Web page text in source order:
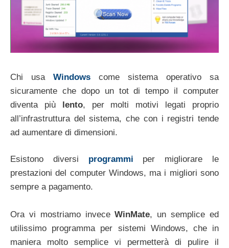
Chi usa Windows come sistema operativo sa
sicuramente che dopo un tot di tempo il computer
diventa più lento, per molti motivi legati proprio
all’infrastruttura del sistema, che con i registri tende
ad aumentare di dimensioni.
Esistono diversi programmi per migliorare le
prestazioni del computer Windows, ma i migliori sono
sempre a pagamento.
Ora vi mostriamo inveceWinMate, un semplice ed
utilissimo programma per sistemi Windows, che in
maniera molto semplice vi permetterà di pulire il